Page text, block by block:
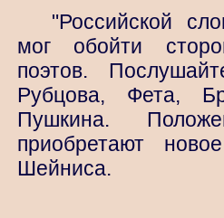
"Российской
мог обойти
поэтов.
Рубцова, Фета,
Пушкина.
приобретают
Шейниса.